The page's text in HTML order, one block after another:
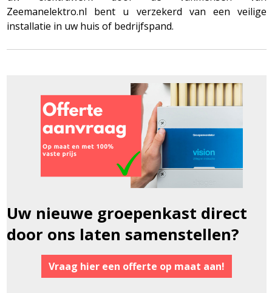
Zeemanelektro.nl bent u verzekerd van een veilige
installatie in uw huis of bedrijfspand.
Uw nieuwe groepenkast direct
door ons laten samenstellen?
Vraag hier een offerte op maat aan!